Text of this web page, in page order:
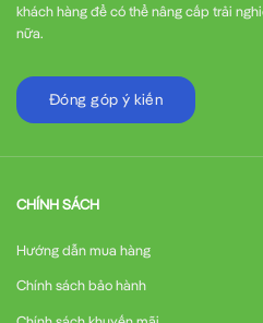
khách hàng để có thể nâng cấp trải
nữa.
Đóng góp ý kiến
CHÍNH SÁCH
Hướng dẫn mua hàng
Chính sách bảo hành